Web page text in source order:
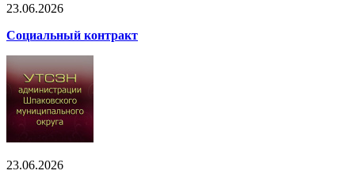
23.06.2026
Социальный контракт
23.06.2026